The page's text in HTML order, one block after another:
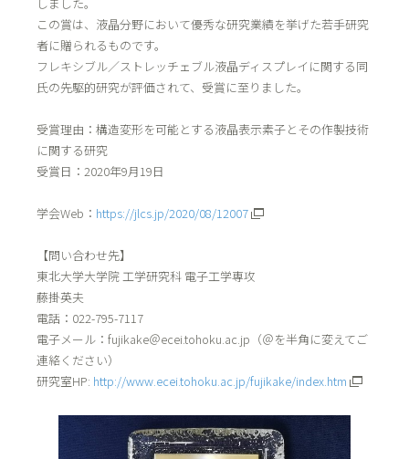
この賞は、液晶分野において優秀な研究業績を挙げた若手研究
者に贈られるものです。
フレキシブル／ストレッチェブル液晶ディスプレイに関する同
氏の先駆的研究が評価されて、受賞に至りました。
受賞理由：構造変形を可能とする液晶表示素子とその作製技術
に関する研究
受賞日：2020年9月19日
学会Web： https://jlcs.jp/2020/08/12007
【問い合わせ先】
東北大学大学院 工学研究科 電子工学専攻
藤掛英夫
電話：022-795-7117
電子メール：fujikake＠ecei.tohoku.ac.jp（＠を半角に変えてご
連絡ください）
研究室HP: http://www.ecei.tohoku.ac.jp/fujikake/index.htm